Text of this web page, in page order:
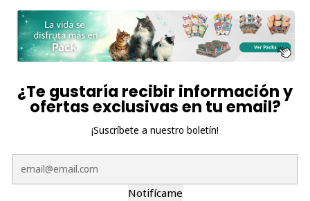
¿Te gustaría recibir información y
ofertas exclusivas en tu email?
¡Suscríbete a nuestro boletín!
Notifícame